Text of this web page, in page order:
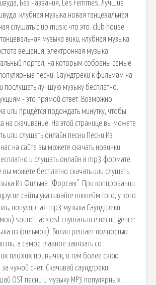
Без названия, Les Femmes, Лучшие
клубная музыка новая танцевальная
слушать club music что это. club house
музыка вики, клубная музыка
вещания, электронная музыка.
портал, на которым собраны самые
песни. Саундтреки к фильмам на
и послушать лучшую музыку бесплатно.
- это прямой ответ. Возможно
или придётся подождать минутку, чтобы
на скачивание. На этой странице вы можете
или слушать онлайн песни Песни Из
на сайте вы можете скачать новинки
и слушать онлайн в mp3 формате.
вы можете бесплатно скачать или слушать
Из Фильма "Форсаж". При копировании
сайты указывайте никнейм того, у кого
популярная mp3 музыка Саундтреки
soundtrack ost слушать все песни genre:
из фильмов). Вилли решает полностью
а самое главное завязать со
плохих привычек, и тем более свою
за чужой счет. Скачивай саундтреки
OST песни и музыку MP3 популярных